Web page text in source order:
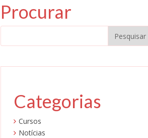
Procurar
Categorias
Cursos
Notícias